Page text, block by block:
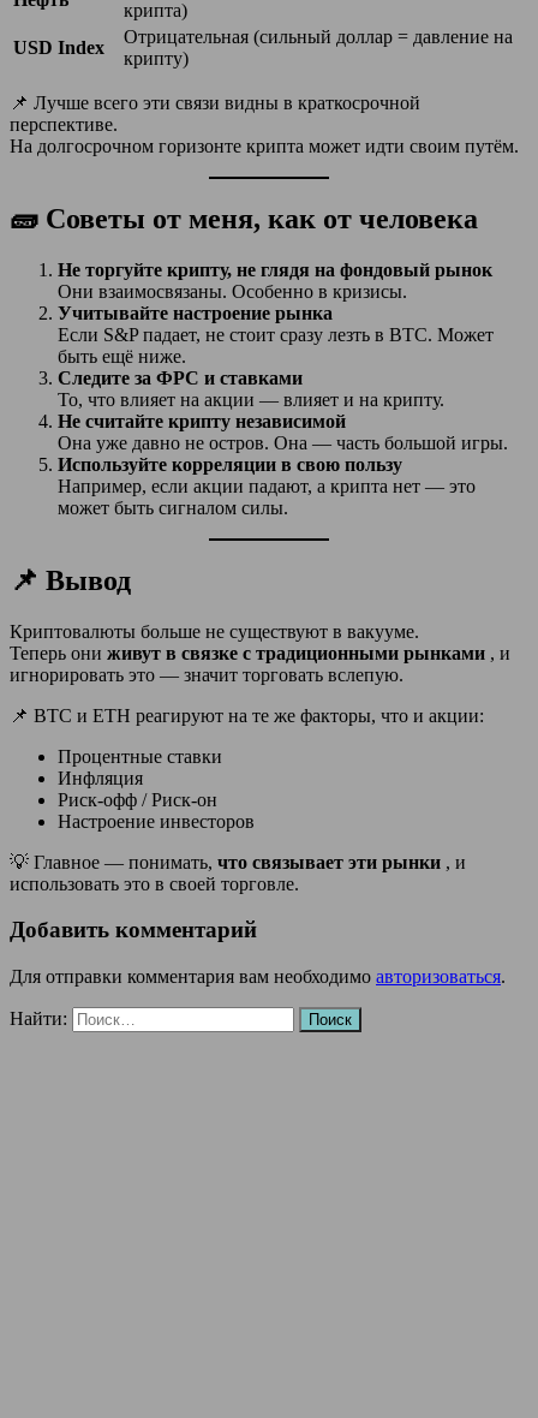
крипта)
USD Index
Отрицательная (сильный доллар = давление на
крипту)
📌 Лучше всего эти связи видны в краткосрочной
перспективе.
На долгосрочном горизонте крипта может идти своим путём.
🧱 Советы от меня, как от человека
Не торгуйте крипту, не глядя на фондовый рынок
Они взаимосвязаны. Особенно в кризисы.
Учитывайте настроение рынка
Если S&P падает, не стоит сразу лезть в BTC. Может
быть ещё ниже.
Следите за ФРС и ставками
То, что влияет на акции — влияет и на крипту.
Не считайте крипту независимой
Она уже давно не остров. Она — часть большой игры.
Используйте корреляции в свою пользу
Например, если акции падают, а крипта нет — это
может быть сигналом силы.
📌 Вывод
Криптовалюты больше не существуют в вакууме.
Теперь они живут в связке с традиционными рынками , и
игнорировать это — значит торговать вслепую.
📌 BTC и ETH реагируют на те же факторы, что и акции:
Процентные ставки
Инфляция
Риск-офф / Риск-он
Настроение инвесторов
💡 Главное — понимать, что связывает эти рынки , и
использовать это в своей торговле.
Добавить комментарий
Для отправки комментария вам необходимо авторизоваться.
Найти: